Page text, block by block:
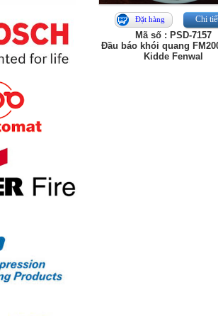
Đặt hàng Chi
Mã số : PSD-7157
Đầu báo khói quang
Kidde Fenwal